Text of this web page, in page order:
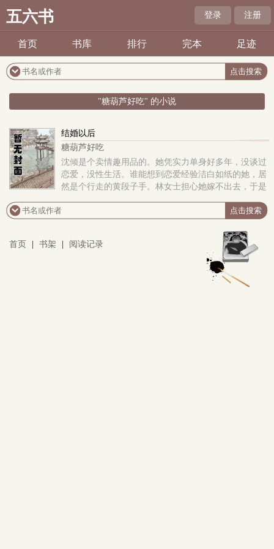
五六书 登录 注册
首页 书库 排行 完本 足迹
"糖葫芦好吃" 的小说
结婚以后
糖葫芦好吃
沈倾是个卖情趣用品的。她凭实力单身好多年，没谈过
恋爱，没性生活。谁能想到恋爱经验洁白如纸的她，居
然是个行走的黄段子手。林女士担心她嫁不出去，于是
为人温和又正派，正好中和掉她身上的黄暴之气。结婚
她比不过温教授，比耐力，她更比不过。温教授经常把
她操得死去活来，还一脸正派，为了人类做研究，让她
首页 书架 阅读记录